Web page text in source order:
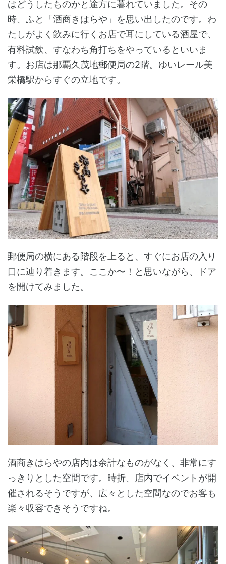
はどうしたものかと途方に暮れていました。その
時、ふと「酒商きはらや」を思い出したのです。わ
たしがよく飲みに行くお店で耳にしている酒屋で、
有料試飲、すなわち角打ちをやっているといいま
す。お店は那覇久茂地郵便局の2階。ゆいレール美
栄橋駅からすぐの立地です。
郵便局の横にある階段を上ると、すぐにお店の入り
口に辿り着きます。ここか〜！と思いながら、ドア
を開けてみました。
酒商きはらやの店内は余計なものがなく、非常にす
っきりとした空間です。時折、店内でイベントが開
催されるそうですが、広々とした空間なのでお客も
楽々収容できそうですね。